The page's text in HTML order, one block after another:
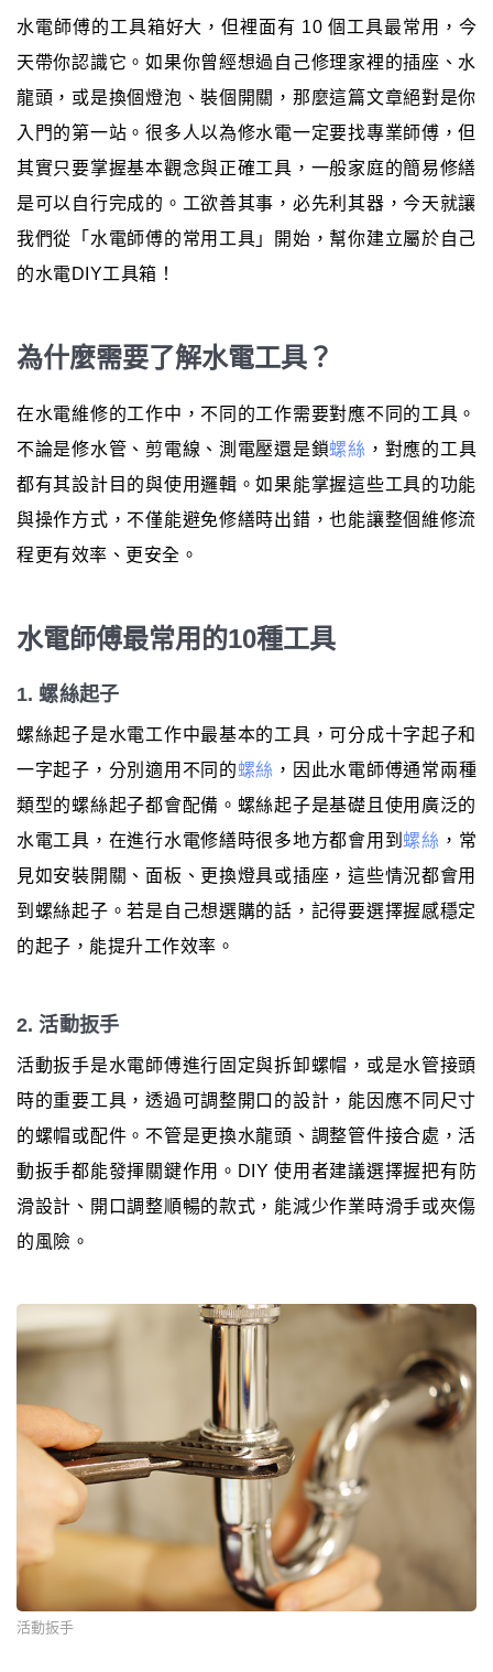
水電師傅的工具箱好大，但裡面有 10 個工具最常用，今
天帶你認識它。如果你曾經想過自己修理家裡的插座、水
龍頭，或是換個燈泡、裝個開關，那麼這篇文章絕對是你
入門的第一站。很多人以為修水電一定要找專業師傅，但
其實只要掌握基本觀念與正確工具，一般家庭的簡易修繕
是可以自行完成的。工欲善其事，必先利其器，今天就讓
我們從「水電師傅的常用工具」開始，幫你建立屬於自己
的水電DIY工具箱！
為什麼需要了解水電工具？
在水電維修的工作中，不同的工作需要對應不同的工具。
不論是修水管、剪電線、測電壓還是鎖螺絲 ，對應的工具
都有其設計目的與使用邏輯。如果能掌握這些工具的功能
與操作方式，不僅能避免修繕時出錯，也能讓整個維修流
程更有效率、更安全。
水電師傅最常用的10種工具
1. 螺絲起子
螺絲起子是水電工作中最基本的工具，可分成十字起子和
一字起子，分別適用不同的螺絲 ，因此水電師傅通常兩種
類型的螺絲起子都會配備。螺絲起子是基礎且使用廣泛的
水電工具，在進行水電修繕時很多地方都會用到 螺絲 ，常
見如安裝開關、面板、更換燈具或插座，這些情況都會用
到螺絲起子。若是自己想選購的話，記得要選擇握感穩定
的起子，能提升工作效率。
2. 活動扳手
活動扳手是水電師傅進行固定與拆卸螺帽，或是水管接頭
時的重要工具，透過可調整開口的設計，能因應不同尺寸
的螺帽或配件。不管是更換水龍頭、調整管件接合處，活
動扳手都能發揮關鍵作用。DIY 使用者建議選擇握把有防
滑設計、開口調整順暢的款式，能減少作業時滑手或夾傷
的風險。
活動扳手